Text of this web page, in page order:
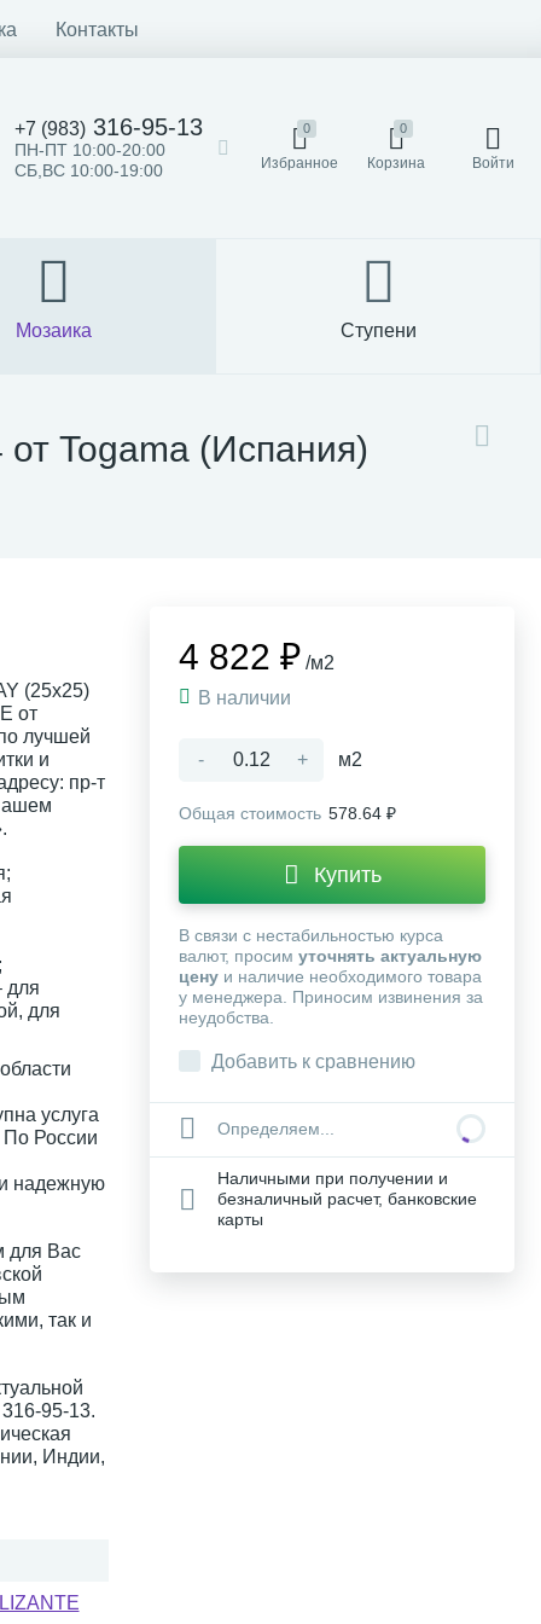
Контакты
+7 (983) 316-95-13
ПН-ПТ 10:00-20:00
СБ,ВС 10:00-19:00
0
Избранное
0
Корзина Войти
Мозаика Ступени
Togama (Испания)
(25x25)
от
лучшей
и
пр-т
для
для
услуга
По России
надежную
для Вас
так и
95-13.
Индии,
4 822 ₽ /м2
В наличии
- + м2
Общая стоимость 578.64 ₽
Купить
В связи с нестабильностью курса
валют, просим уточнять актуальную
цену и наличие необходимого товара
у менеджера. Приносим извинения за
неудобства.
Добавить к сравнению
Определяем...
Наличными при получении и
безналичный расчет, банковские
карты